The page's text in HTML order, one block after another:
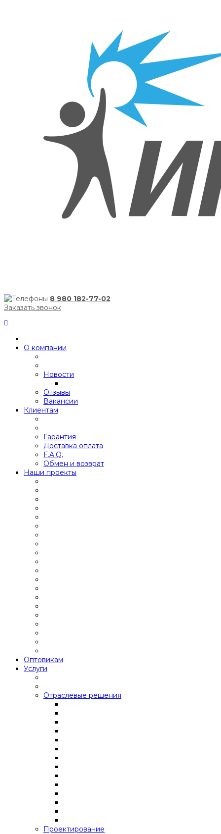
8 980 182-77-02
Заказать звонок
О компании
Новости
Отзывы
Вакансии
Клиентам
Гарантия
Доставка оплата
F.A.Q.
Обмен и возврат
Наши проекты
Оптовикам
Услуги
Отраслевые решения
Проектирование